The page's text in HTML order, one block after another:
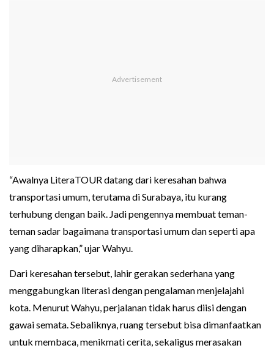
“Awalnya LiteraTOUR datang dari keresahan bahwa
transportasi umum, terutama di Surabaya, itu kurang
terhubung dengan baik. Jadi pengennya membuat teman-
teman sadar bagaimana transportasi umum dan seperti apa
yang diharapkan,” ujar Wahyu.
Dari keresahan tersebut, lahir gerakan sederhana yang
menggabungkan literasi dengan pengalaman menjelajahi
kota. Menurut Wahyu, perjalanan tidak harus diisi dengan
gawai semata. Sebaliknya, ruang tersebut bisa dimanfaatkan
untuk membaca, menikmati cerita, sekaligus merasakan